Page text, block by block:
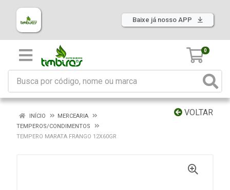
Baixe já nosso APP
0
VOLTAR
INÍCIO
MERCEARIA
TEMPEROS/CONDIMENTOS
TEMPERO MARATA FRANGO 12X60GR